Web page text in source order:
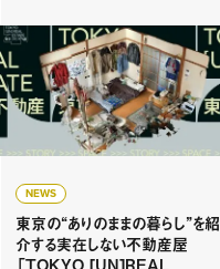
NEWS
東京の“ありのままの暮らし”を紹
介する実在しない不動産屋